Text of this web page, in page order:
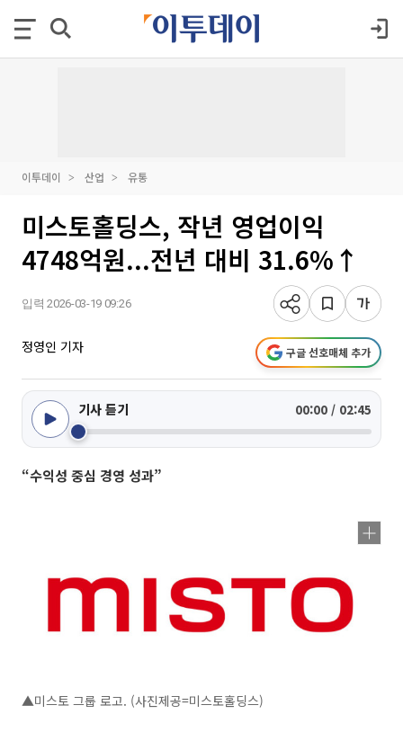
이투데이 산업 유통
미스토홀딩스, 작년 영업이익
4748억원...전년 대비 31.6%↑
입력 2026-03-19 09:26
정영인 기자 구글 선호매체 추가
기사 듣기 00:00 / 02:45
“수익성 중심 경영 성과”
▲미스토 그룹 로고. (사진제공=미스토홀딩스)